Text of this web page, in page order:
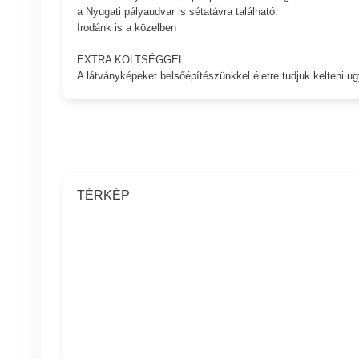
a Nyugati pályaudvar is sétatávra található.
Irodánk is a közelben
EXTRA KÖLTSÉGGEL:
A látványképeket belsőépítészünkkel életre tudjuk kelteni
TÉRKÉP